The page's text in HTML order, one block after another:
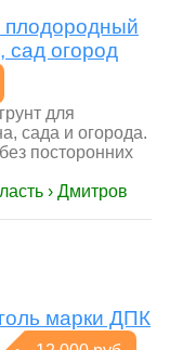
плодородный
сад огород
для
сада и огорода.
посторонних
› Дмитров
марки ДПК